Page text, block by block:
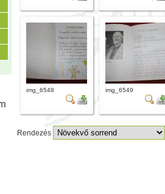
img_6548 img_6549
Rendezés